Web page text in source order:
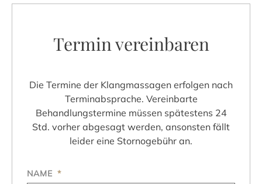
Termin vereinbaren
Die Termine der Klangmassagen erfolgen nach
Terminabsprache. Vereinbarte
Behandlungstermine müssen spätestens 24
Std. vorher abgesagt werden, ansonsten fällt
leider eine Stornogebühr an.
NAME